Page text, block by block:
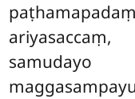
samudayo